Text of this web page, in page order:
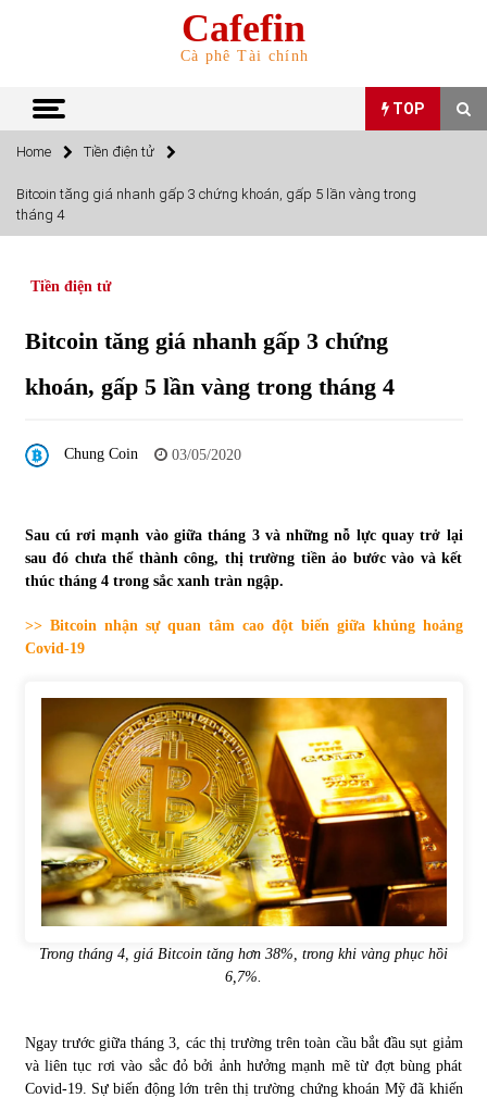
Cafefin
Cà phê Tài chính
TOP
TOP
Top 10 mặt hàng Việt Nam nhập khẩu nhiều nhất tháng
5/2022
5/2022
Tự doanh ngày 3.6.2022: CTCK mua ròng 28,7 tỷ đồng
06/06/2022
Top 10 tỷ phú giàu nhất thế giới – Bảng xếp hạng 2022
Bất ổn từ các cuộc đấu giá đất ở Thanh Hoá
31/05/2022
Tiền gửi vào ngân hàng tiếp tục tăng mạnh
31/05/2022
S&P Ratings cập nhật xếp hạng tín nhiệm của
31/05/2022
31/05/2022
Home Tiền điện tử
Bitcoin tăng giá nhanh gấp 3 chứng khoán, gấp 5 lần vàng trong
tháng 4
Tiền điện tử
Bitcoin tăng giá nhanh gấp 3 chứng
khoán, gấp 5 lần vàng trong tháng 4
Chung Coin 03/05/2020
Sau cú rơi mạnh vào giữa tháng 3 và những nỗ lực quay trở lại
sau đó chưa thể thành công, thị trường tiền ảo bước vào và kết
thúc tháng 4 trong sắc xanh tràn ngập.
>> Bitcoin nhận sự quan tâm cao đột biến giữa khủng hoảng
Covid-19
Trong tháng 4, giá Bitcoin tăng hơn 38%, trong khi vàng phục hồi
6,7%.
Ngay trước giữa tháng 3, các thị trường trên toàn cầu bắt đầu sụt giảm
và liên tục rơi vào sắc đỏ bởi ảnh hưởng mạnh mẽ từ đợt bùng phát
Covid-19. Sự biến động lớn trên thị trường chứng khoán Mỹ đã khiến